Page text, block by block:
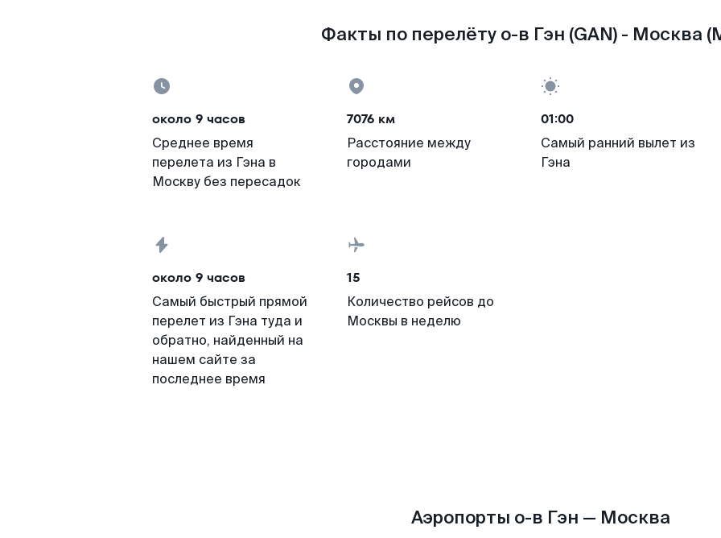
Факты по перелёту о-в Гэн (GAN) - Москва
около 9 часов
Среднее время
перелета из Гэна в
Москву без пересадок
7076 км
Расстояние между
городами
01:00
Самый ранний вылет из
Гэна
около 9 часов
Самый быстрый прямой
перелет из Гэна туда и
обратно, найденный на
нашем сайте за
последнее время
15
Количество рейсов до
Москвы в неделю
Аэропорты о-в Гэн — Москва